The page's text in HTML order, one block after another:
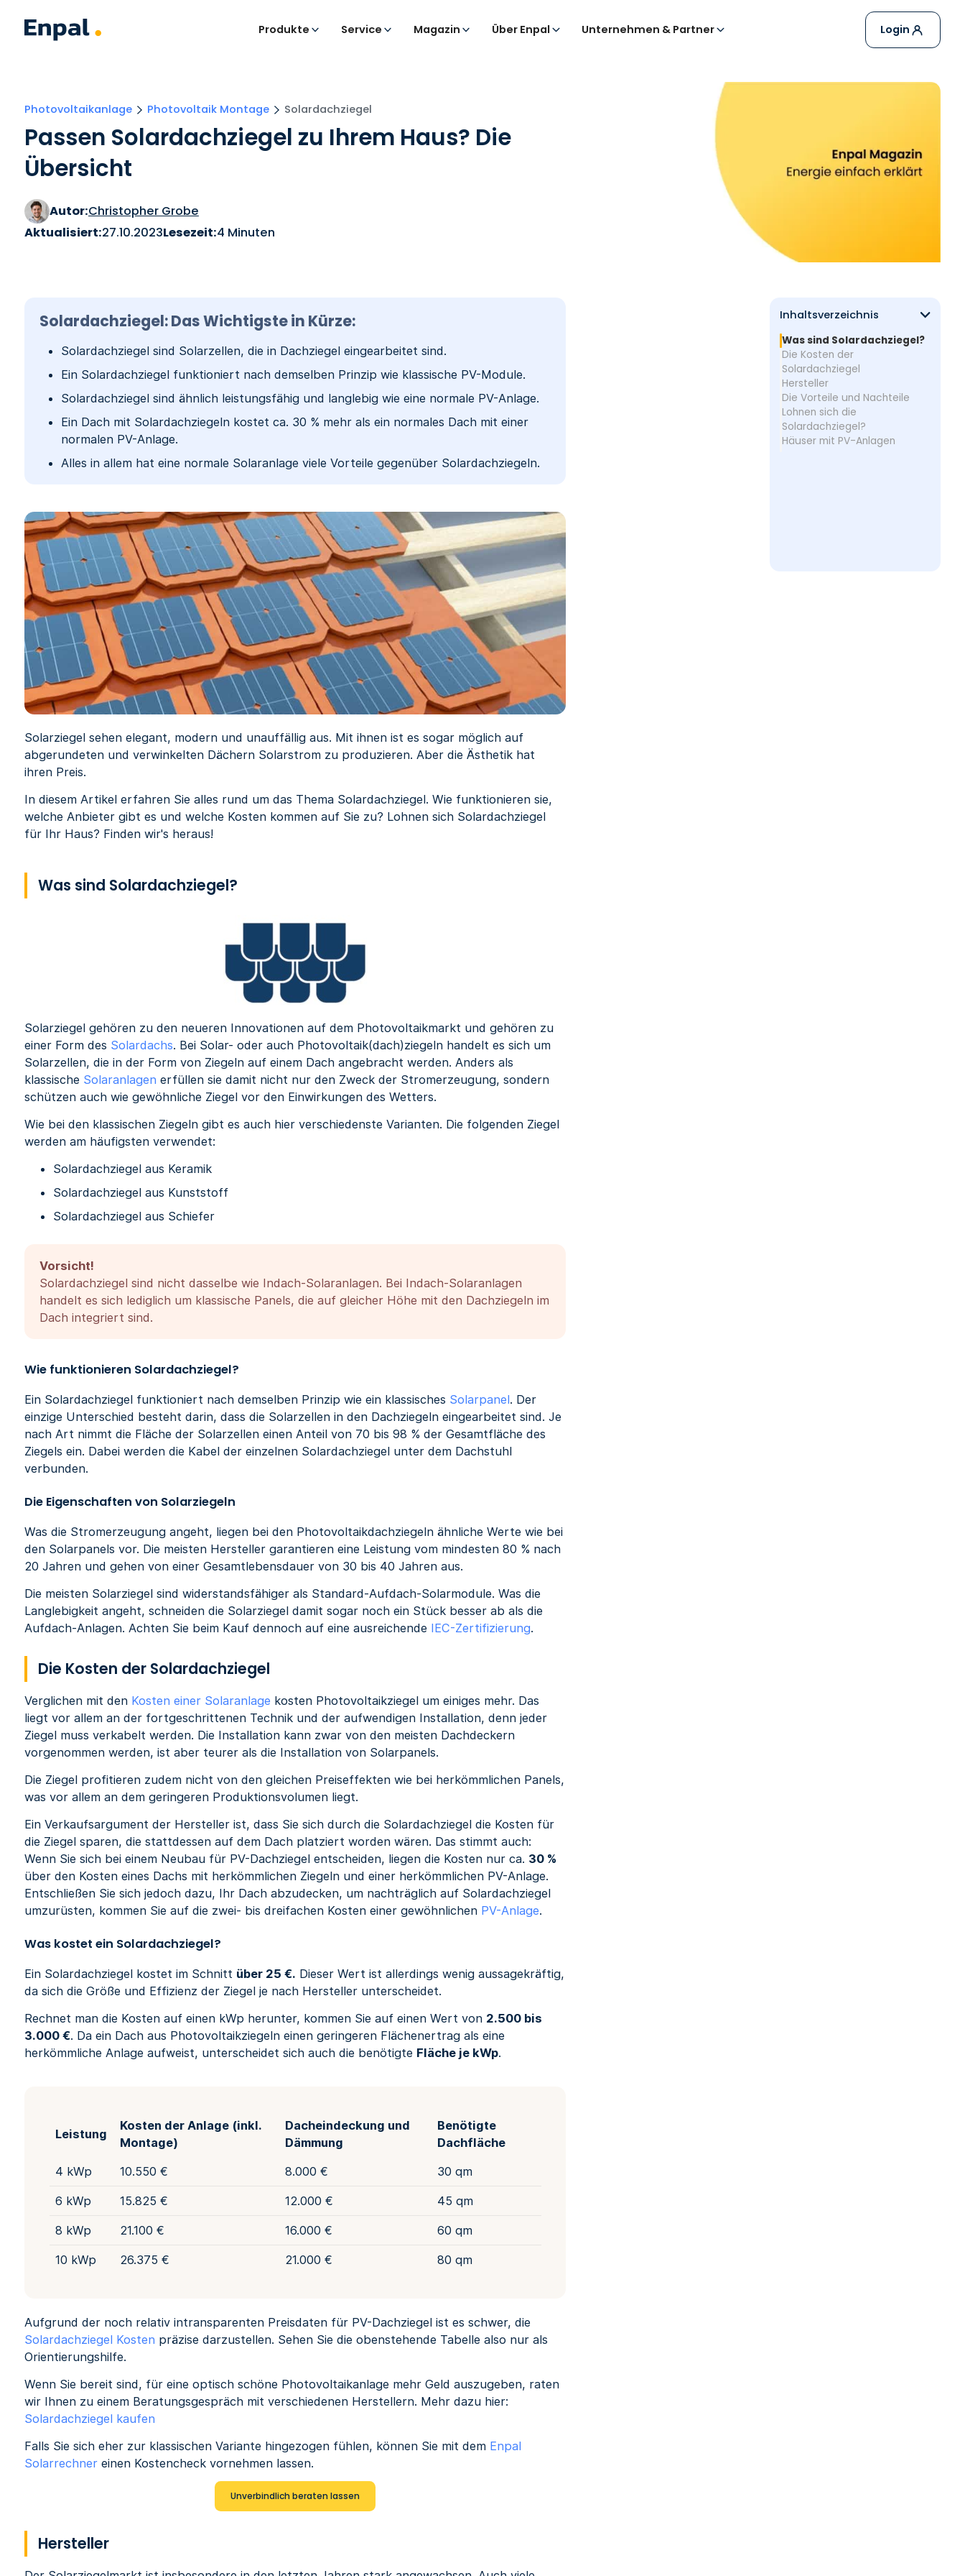
Produkte Service Magazin Über Enpal Unternehmen & Partner Login
Photovoltaikanlage Photovoltaik Montage Solardachziegel
Passen Solardachziegel zu Ihrem Haus? Die
Übersicht
Autor:Christopher Grobe
Aktualisiert:27.10.2023Lesezeit:4 Minuten
Solardachziegel: Das Wichtigste in Kürze:
Solardachziegel sind Solarzellen, die in Dachziegel eingearbeitet sind.
Ein Solardachziegel funktioniert nach demselben Prinzip wie klassische PV-Module.
Solardachziegel sind ähnlich leistungsfähig und langlebig wie eine normale PV-Anlage.
Ein Dach mit Solardachziegeln kostet ca. 30 % mehr als ein normales Dach mit einer
normalen PV-Anlage.
Alles in allem hat eine normale Solaranlage viele Vorteile gegenüber Solardachziegeln.
Solarziegel sehen elegant, modern und unauffällig aus. Mit ihnen ist es sogar möglich auf
abgerundeten und verwinkelten Dächern Solarstrom zu produzieren. Aber die Ästhetik hat
ihren Preis.
In diesem Artikel erfahren Sie alles rund um das Thema Solardachziegel. Wie funktionieren sie,
welche Anbieter gibt es und welche Kosten kommen auf Sie zu? Lohnen sich Solardachziegel
für Ihr Haus? Finden wir's heraus!
Was sind Solardachziegel?
Solarziegel gehören zu den neueren Innovationen auf dem Photovoltaikmarkt und gehören zu
einer Form des Solardachs. Bei Solar- oder auch Photovoltaik(dach)ziegeln handelt es sich um
Solarzellen, die in der Form von Ziegeln auf einem Dach angebracht werden. Anders als
klassische Solaranlagen erfüllen sie damit nicht nur den Zweck der Stromerzeugung, sondern
schützen auch wie gewöhnliche Ziegel vor den Einwirkungen des Wetters.
Wie bei den klassischen Ziegeln gibt es auch hier verschiedenste Varianten. Die folgenden Ziegel
werden am häufigsten verwendet:
Solardachziegel aus Keramik
Solardachziegel aus Kunststoff
Solardachziegel aus Schiefer
Vorsicht!
Solardachziegel sind nicht dasselbe wie Indach-Solaranlagen. Bei Indach-Solaranlagen
handelt es sich lediglich um klassische Panels, die auf gleicher Höhe mit den Dachziegeln im
Dach integriert sind.
Wie funktionieren Solardachziegel?
Ein Solardachziegel funktioniert nach demselben Prinzip wie ein klassisches Solarpanel. Der
einzige Unterschied besteht darin, dass die Solarzellen in den Dachziegeln eingearbeitet sind. Je
nach Art nimmt die Fläche der Solarzellen einen Anteil von 70 bis 98 % der Gesamtfläche des
Ziegels ein. Dabei werden die Kabel der einzelnen Solardachziegel unter dem Dachstuhl
verbunden.
Die Eigenschaften von Solarziegeln
Was die Stromerzeugung angeht, liegen bei den Photovoltaikdachziegeln ähnliche Werte wie bei
den Solarpanels vor. Die meisten Hersteller garantieren eine Leistung vom mindesten 80 % nach
20 Jahren und gehen von einer Gesamtlebensdauer von 30 bis 40 Jahren aus.
Die meisten Solarziegel sind widerstandsfähiger als Standard-Aufdach-Solarmodule. Was die
Langlebigkeit angeht, schneiden die Solarziegel damit sogar noch ein Stück besser ab als die
Aufdach-Anlagen. Achten Sie beim Kauf dennoch auf eine ausreichende IEC-Zertifizierung.
Die Kosten der Solardachziegel
Verglichen mit den Kosten einer Solaranlage kosten Photovoltaikziegel um einiges mehr. Das
liegt vor allem an der fortgeschrittenen Technik und der aufwendigen Installation, denn jeder
Ziegel muss verkabelt werden. Die Installation kann zwar von den meisten Dachdeckern
vorgenommen werden, ist aber teurer als die Installation von Solarpanels.
Die Ziegel profitieren zudem nicht von den gleichen Preiseffekten wie bei herkömmlichen Panels,
was vor allem an dem geringeren Produktionsvolumen liegt.
Ein Verkaufsargument der Hersteller ist, dass Sie sich durch die Solardachziegel die Kosten für
die Ziegel sparen, die stattdessen auf dem Dach platziert worden wären. Das stimmt auch:
Wenn Sie sich bei einem Neubau für PV-Dachziegel entscheiden, liegen die Kosten nur ca. 30 %
über den Kosten eines Dachs mit herkömmlichen Ziegeln und einer herkömmlichen PV-Anlage.
Entschließen Sie sich jedoch dazu, Ihr Dach abzudecken, um nachträglich auf Solardachziegel
umzurüsten, kommen Sie auf die zwei- bis dreifachen Kosten einer gewöhnlichen PV-Anlage.
Was kostet ein Solardachziegel?
Ein Solardachziegel kostet im Schnitt über 25 €. Dieser Wert ist allerdings wenig aussagekräftig,
da sich die Größe und Effizienz der Ziegel je nach Hersteller unterscheidet.
Rechnet man die Kosten auf einen kWp herunter, kommen Sie auf einen Wert von 2.500 bis
3.000 €. Da ein Dach aus Photovoltaikziegeln einen geringeren Flächenertrag als eine
herkömmliche Anlage aufweist, unterscheidet sich auch die benötigte Fläche je kWp.
Leistung
Kosten der Anlage (inkl.
Montage)
Dacheindeckung und
Dämmung
Benötigte
Dachfläche
4 kWp
10.550 € 8.000 € 30 qm
6 kWp 15.825 € 12.000 € 45 qm
8 kWp 21.100 € 16.000 € 60 qm
10 kWp 26.375 € 21.000 € 80 qm
Aufgrund der noch relativ intransparenten Preisdaten für PV-Dachziegel ist es schwer, die
Solardachziegel Kosten präzise darzustellen. Sehen Sie die obenstehende Tabelle also nur als
Orientierungshilfe.
Wenn Sie bereit sind, für eine optisch schöne Photovoltaikanlage mehr Geld auszugeben, raten
wir Ihnen zu einem Beratungsgespräch mit verschiedenen Herstellern. Mehr dazu hier:
Solardachziegel kaufen
Falls Sie sich eher zur klassischen Variante hingezogen fühlen, können Sie mit dem Enpal
Solarrechner einen Kostencheck vornehmen lassen.
Unverbindlich beraten lassen
Hersteller
Inhaltsverzeichnis
Was sind Solardachziegel?
Die Kosten der
Solardachziegel
Hersteller
Die Vorteile und Nachteile
Lohnen sich die
Solardachziegel?
Häuser mit PV-Anlagen